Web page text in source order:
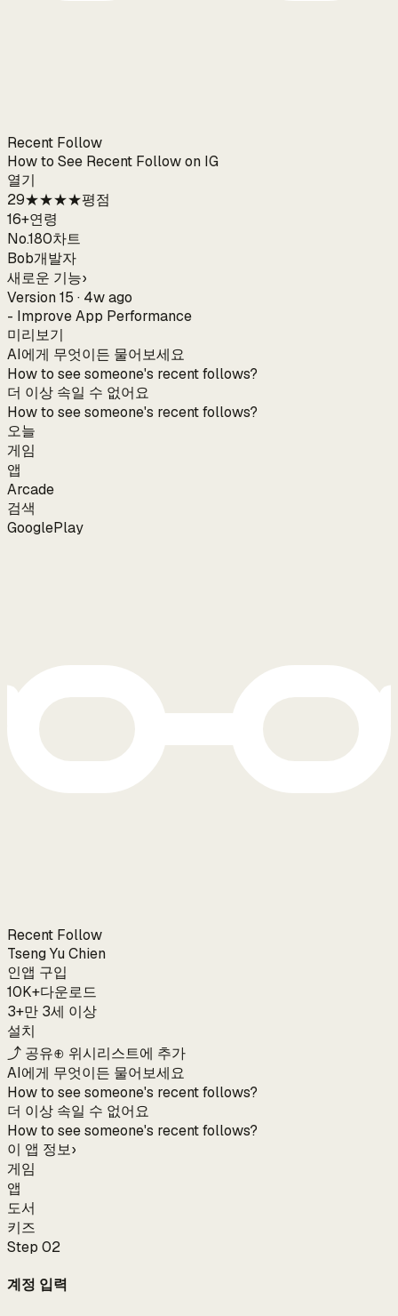
Recent Follow
How to See Recent Follow on IG
열기
29★★★★평점
16+연령
No.180차트
Bob개발자
새로운 기능›
Version 15 · 4w ago
- Improve App Performance
미리보기
AI에게 무엇이든 물어보세요
How to see someone's recent follows?
더 이상 속일 수 없어요
How to see someone's recent follows?
오늘
게임
앱
Arcade
검색
GooglePlay
Recent Follow
Tseng Yu Chien
인앱 구입
10K+다운로드
3+만 3세 이상
설치
⤴ 공유⊕ 위시리스트에 추가
AI에게 무엇이든 물어보세요
How to see someone's recent follows?
더 이상 속일 수 없어요
How to see someone's recent follows?
이 앱 정보›
게임
앱
도서
키즈
Step 02
계정 입력